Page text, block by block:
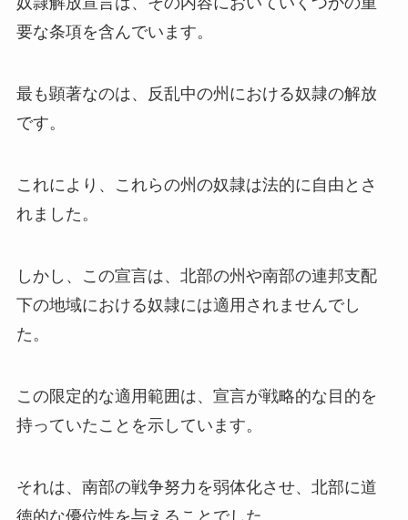
要な条項を含んでいます。
最も顕著なのは、反乱中の州における奴隷の解放
です。
これにより、これらの州の奴隷は法的に自由とさ
れました。
しかし、この宣言は、北部の州や南部の連邦支配
下の地域における奴隷には適用されませんでし
た。
この限定的な適用範囲は、宣言が戦略的な目的を
持っていたことを示しています。
それは、南部の戦争努力を弱体化させ、北部に道
徳的な優位性を与えることでした。